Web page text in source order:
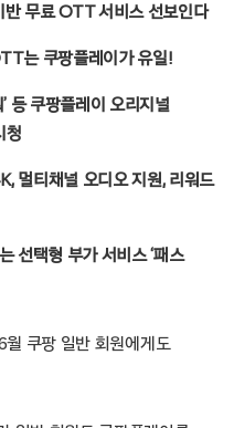
반 무료 OTT 서비스 선보인다
는 쿠팡플레이가 유일!
’ 등 쿠팡플레이 오리지널
청
멀티채널 오디오 지원, 리워드
선택형 부가 서비스 ‘패스
쿠팡 일반 회원에게도